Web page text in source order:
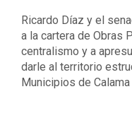
Ricardo Díaz y el
a la cartera de Obras
centralismo y a
darle al territorio
Municipios de Calama